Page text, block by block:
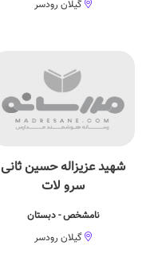
گیلان رودسر
شهید عزیزاله حسین ثانی
سرو لات
نامشخص - دبستان
گیلان رودسر